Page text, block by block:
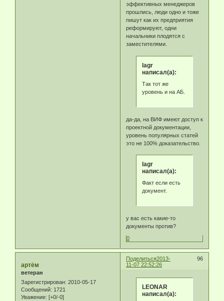
эффективных менеджеров
прошлись, люди одно и тоже
пишут как их предприятия
реформируют, одни
начальники плодятся с
заместителями.
lagr
написал(а):
Так тот же
уровень и на АБ.
да-да, на ВИФ имеют доступ к
проектной документации,
уровень популярных статей
это не 100% доказательство.
lagr
написал(а):
Факт если есть
документ.
у вас есть какие-то
документы против?
0
Поделиться 96
2013-
11-07 22:52:26
артём
ветеран
Зарегистрирован: 2010-05-17
Сообщений: 1721
Уважение: [+0/-0]
LEONAR
написал(а):